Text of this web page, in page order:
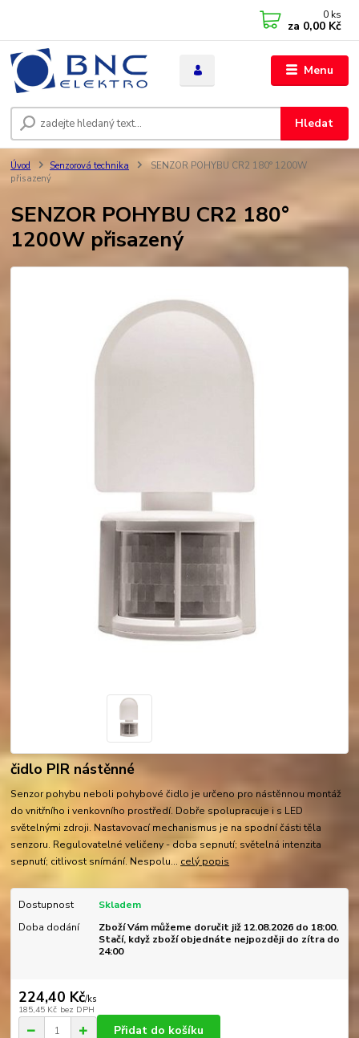
Menu
Hledat
0 ks
za 0,00 Kč
Úvod Senzorová technika
SENZOR POHYBU CR2 180° 1200W
přisazený
SENZOR POHYBU CR2 180°
1200W přisazený
čidlo PIR nástěnné
Senzor pohybu neboli pohybové čidlo je určeno pro nástěnnou montáž
do vnitřního i venkovního prostředí. Dobře spolupracuje i s LED
světelnými zdroji. Nastavovací mechanismus je na spodní části těla
senzoru. Regulovatelné veličeny - doba sepnutí; světelná intenzita
sepnutí; citlivost snímání. Nespolu... celý popis
Dostupnost
Skladem
Doba dodání
Zboží Vám můžeme doručit již 12.08.2026 do 18:00.
Stačí, když zboží objednáte nejpozději do zítra do
24:00
224,40 Kč/ks
185,45 Kč bez DPH
Přidat do košíku